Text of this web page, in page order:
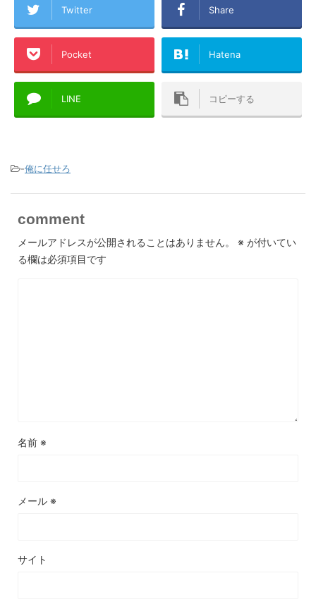
Twitter Share
Pocket Hatena
LINE コピーする
-俺に任せろ
comment
メールアドレスが公開されることはありません。 ※ が付いてい
る欄は必須項目です
名前 ※
メール ※
サイト